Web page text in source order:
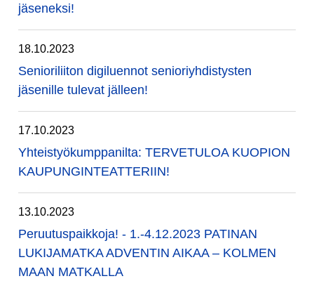
jäseneksi!
18.10.2023
Senioriliiton digiluennot senioriyhdistysten
jäsenille tulevat jälleen!
17.10.2023
Yhteistyökumppanilta: TERVETULOA KUOPION
KAUPUNGINTEATTERIIN!
13.10.2023
Peruutuspaikkoja! - 1.-4.12.2023 PATINAN
LUKIJAMATKA ADVENTIN AIKAA – KOLMEN
MAAN MATKALLA